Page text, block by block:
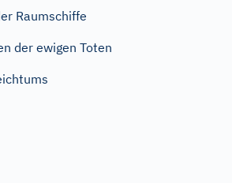
Raumschiffe
der ewigen Toten